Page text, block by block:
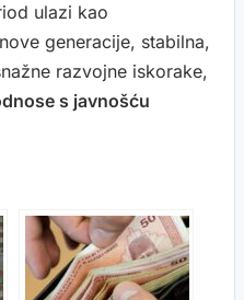
ulazi kao
generacije, stabilna,
razvojne iskorake,
s javnošću